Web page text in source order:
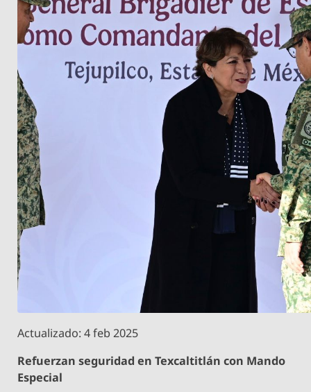
Actualizado: 4 feb 2025
Refuerzan seguridad en Texcaltitlán con Mando
Especial